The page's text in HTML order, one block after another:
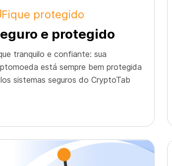
Fique protegido
e protegido
tranquilo e confiante: sua
está sempre bem protegida
sistemas seguros do CryptoTab